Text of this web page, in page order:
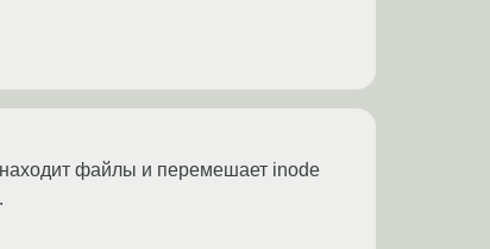
находит файлы и перемешает inode